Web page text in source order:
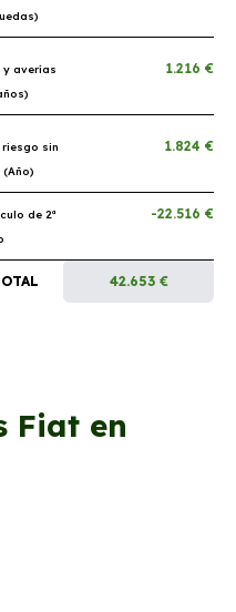
y averías
1.216 €
sin
1.824 €
de 2ª
-22.516 €
42.653 €
Fiat en